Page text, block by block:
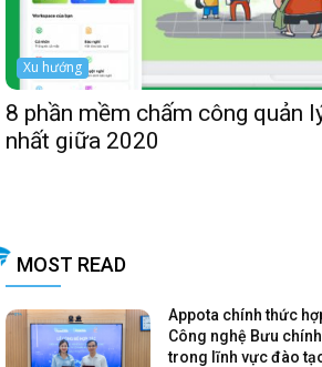
Xu hướng
8 phần mềm chấm công quản
nhất giữa 2020
MOST READ
Appota chính thức
Công nghệ Bưu
trong lĩnh vực đào